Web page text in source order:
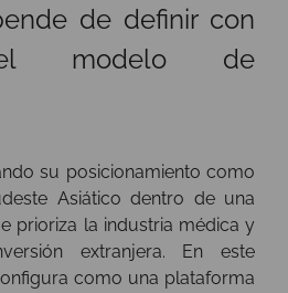
de definir con
el modelo de
su posicionamiento como
Asiático dentro de una
prioriza la industria médica y
extranjera. En este
como una plataforma